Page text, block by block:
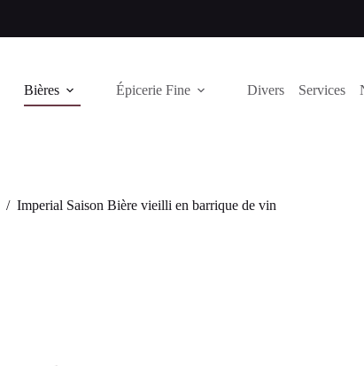
Bières Épicerie Fine Divers Services
/ Imperial Saison Bière vieilli en barrique de vin